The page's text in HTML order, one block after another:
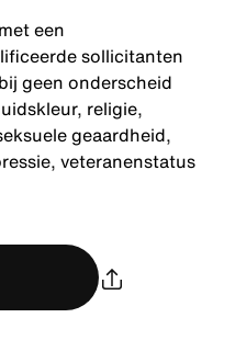
een
sollicitanten
geen onderscheid
religie,
geaardheid,
veteranenstatus